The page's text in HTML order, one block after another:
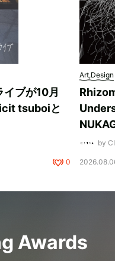
ブが10月
tsuboiと
0
Art,Design
by
Awards